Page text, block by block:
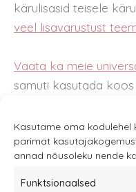
Kasutame oma kodulehel
parimat
annad nõusoleku nende
Funktsionaalsed
kärulisasid teisele
veel lisavarustust
Vaata ka meie
samuti kasutada koos